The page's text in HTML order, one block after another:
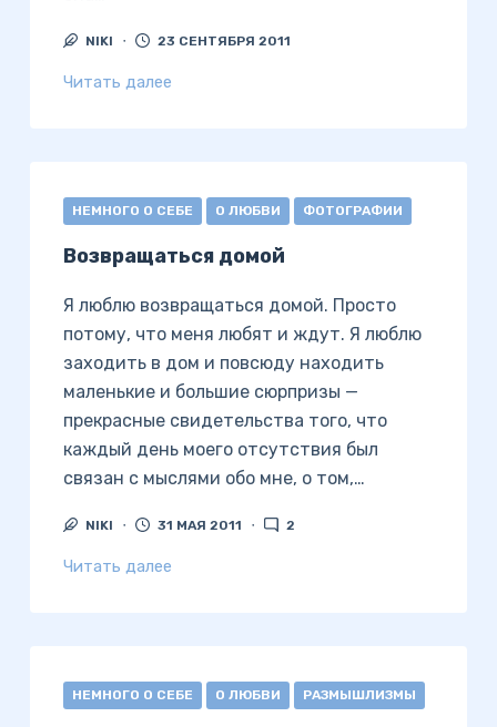
NIKI 23 СЕНТЯБРЯ 2011
Читать далее
НЕМНОГО О СЕБЕ О ЛЮБВИ ФОТОГРАФИИ
Возвращаться домой
Я люблю возвращаться домой. Просто
потому, что меня любят и ждут. Я люблю
заходить в дом и повсюду находить
маленькие и большие сюрпризы —
прекрасные свидетельства того, что
каждый день моего отсутствия был
связан с мыслями обо мне, о том,…
NIKI 31 МАЯ 2011 2
Читать далее
НЕМНОГО О СЕБЕ О ЛЮБВИ РАЗМЫШЛИЗМЫ